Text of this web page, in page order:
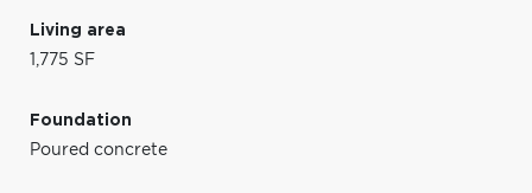
Living area
1,775 SF
Foundation
Poured concrete